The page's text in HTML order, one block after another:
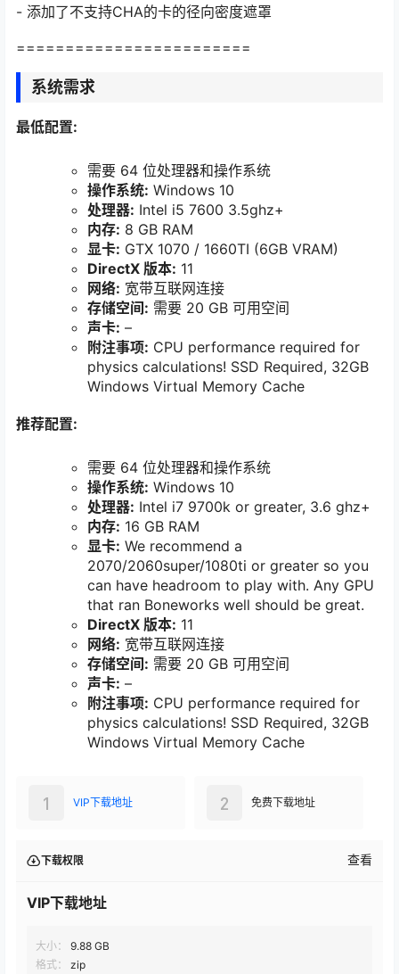
- 添加了不支持CHA的卡的径向密度遮罩
========================
系统需求
最低配置:
需要 64 位处理器和操作系统
操作系统: Windows 10
处理器: Intel i5 7600 3.5ghz+
内存: 8 GB RAM
显卡: GTX 1070 / 1660TI (6GB VRAM)
DirectX 版本: 11
网络: 宽带互联网连接
存储空间: 需要 20 GB 可用空间
声卡: –
附注事项: CPU performance required for
physics calculations! SSD Required, 32GB
Windows Virtual Memory Cache
推荐配置:
需要 64 位处理器和操作系统
操作系统: Windows 10
处理器: Intel i7 9700k or greater, 3.6 ghz+
内存: 16 GB RAM
显卡: We recommend a
2070/2060super/1080ti or greater so you
can have headroom to play with. Any GPU
that ran Boneworks well should be great.
DirectX 版本: 11
网络: 宽带互联网连接
存储空间: 需要 20 GB 可用空间
声卡: –
附注事项: CPU performance required for
physics calculations! SSD Required, 32GB
Windows Virtual Memory Cache
VIP下载地址
1 免费下载地址
2
下载权限 查看
VIP下载地址
大小：
9.88 GB
格式：
zip